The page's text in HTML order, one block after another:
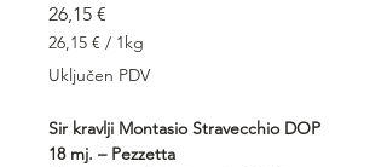
26,15 €
26,15 € / 1kg
26,15 €
za
Kilogram
Uključen PDV
Sir kravlji Montasio Stravecchio DOP
18 mj. – Pezzetta